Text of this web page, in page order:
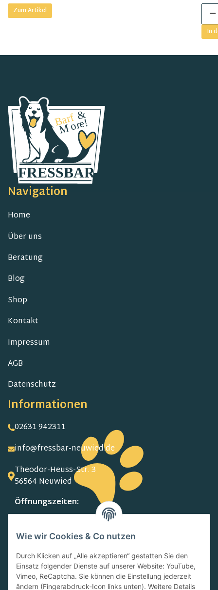
Zum Artikel
In
Navigation
Home
Über uns
Beratung
Blog
Shop
Kontakt
Impressum
AGB
Datenschutz
Informationen
02631 942311
info@fressbar-neuwied.de
Theodor-Heuss-Str. 3
56564 Neuwied
Öffnungszeiten:
09.00-13.00 Uhr
15.00-18.00 Uhr
SA:
10.00-13.00 Uhr
Newsletter
Wie wir Cookies & Co nutzen
Durch Klicken auf „Alle akzeptieren“ gestatten Sie den
Einsatz folgender Dienste auf unserer Website: YouTube,
Vimeo, ReCaptcha. Sie können die Einstellung jederzeit
ändern (Fingerabdruck-Icon links unten). Weitere Details